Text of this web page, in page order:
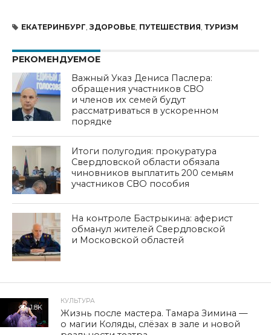
ЕКАТЕРИНБУРГ ЗДОРОВЬЕ, ПУТЕШЕСТВИЯ ТУРИЗМ
РЕКОМЕНДУЕМОЕ
Важный Указ Дениса Паслера:
обращения участников СВО
и членов их семей будут
рассматриваться в ускоренном
порядке
Итоги полугодия: прокуратура
Свердловской области обязала
чиновников выплатить 200 семьям
участников СВО пособия
На контроле Бастрыкина: аферист
обманул жителей Свердловской
и Московской областей
1.8K
КУЛЬТУРА
Жизнь после мастера. Тамара Зимина —
о магии Коляды, слёзах в зале и новой